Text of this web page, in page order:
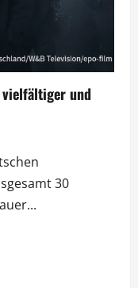
vielfältiger und
30